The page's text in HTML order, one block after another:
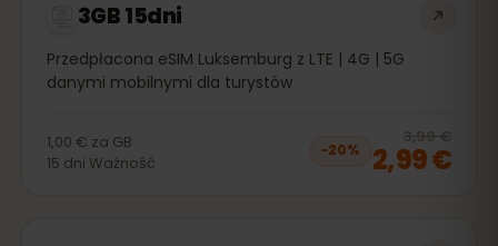
3GB 15dni
Przedpłacona eSIM Luksemburg z LTE | 4G | 5G
danymi mobilnymi dla turystów
1,00 € za GB
15 dni Ważność
−20%
3,99 €
2,99 €